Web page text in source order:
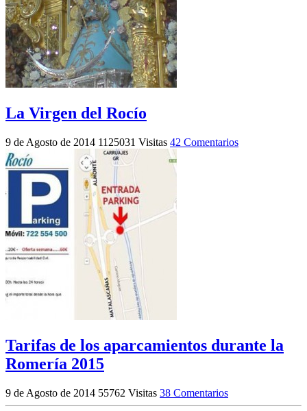
La Virgen del Rocío
9 de Agosto de 2014 1125031 Visitas 42 Comentarios
Tarifas de los aparcamientos durante la
Romería 2015
9 de Agosto de 2014 55762 Visitas 38 Comentarios